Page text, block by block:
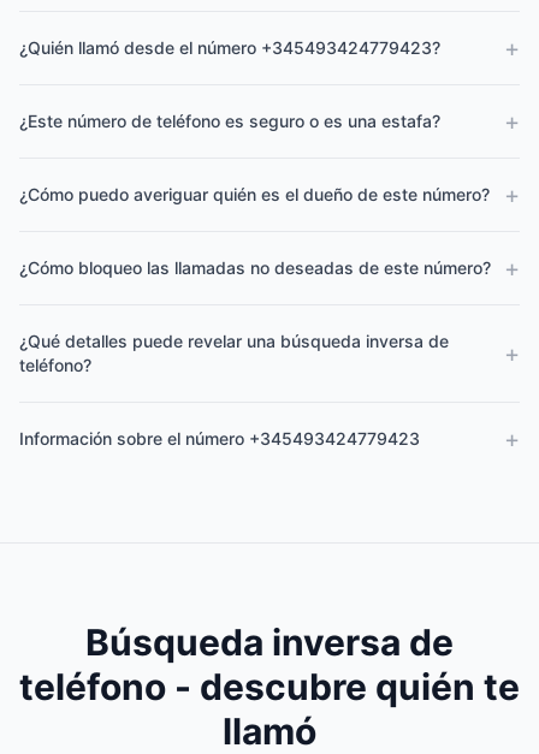
¿Quién llamó desde el número +345493424779423? +
¿Este número de teléfono es seguro o es una estafa? +
¿Cómo puedo averiguar quién es el dueño de este número? +
¿Cómo bloqueo las llamadas no deseadas de este número? +
¿Qué detalles puede revelar una búsqueda inversa de
teléfono?
+
Información sobre el número +345493424779423 +
Búsqueda inversa de
teléfono - descubre quién te
llamó